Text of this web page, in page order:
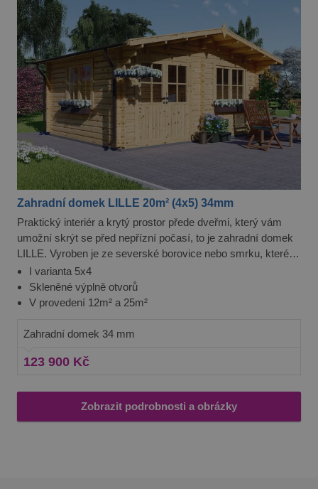
Zahradní domek LILLE 20m² (4x5) 34mm
Praktický interiér a krytý prostor přede dveřmi, který vám
umožní skrýt se před nepřízní počasí, to je zahradní domek
LILLE. Vyroben je ze severské borovice nebo smrku, které
jsou skvělými konstrukčními materiály.
I varianta 5x4
Skleněné výplně otvorů
V provedení 12m² a 25m²
Zahradní domek 34 mm
123 900 Kč
Zobrazit podrobnosti a obrázky